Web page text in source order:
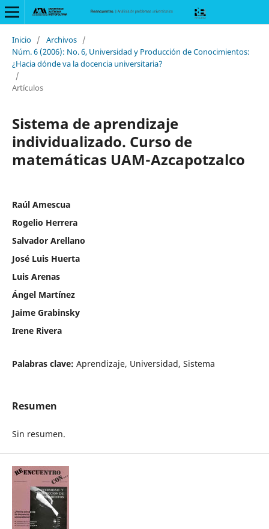
Inicio / Archivos /
Núm. 6 (2006): No. 6, Universidad y Producción de Conocimientos:
¿Hacia dónde va la docencia universitaria?
/
Artículos
Sistema de aprendizaje
individualizado. Curso de
matemáticas UAM-Azcapotzalco
Raúl Amescua
Rogelio Herrera
Salvador Arellano
José Luis Huerta
Luis Arenas
Ángel Martínez
Jaime Grabinsky
Irene Rivera
Palabras clave: Aprendizaje, Universidad, Sistema
Resumen
Sin resumen.